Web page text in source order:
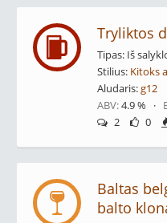
Tryliktos
Tipas: Iš
Stilius: Kitoks
Aludaris:g12
ABV:4.9 % ·
2
0
Baltas
balto